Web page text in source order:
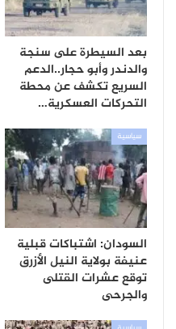
بعد السيطرة على سنجة
والدندر وأبو حجار..الدعم
السريع تكشف عن محطة
التحركات العسكرية…
سياسية
السودان: اشتباكات قبلية
عنيفة بولاية النيل الأزرق
توقع عشرات القتلى
والجرحى